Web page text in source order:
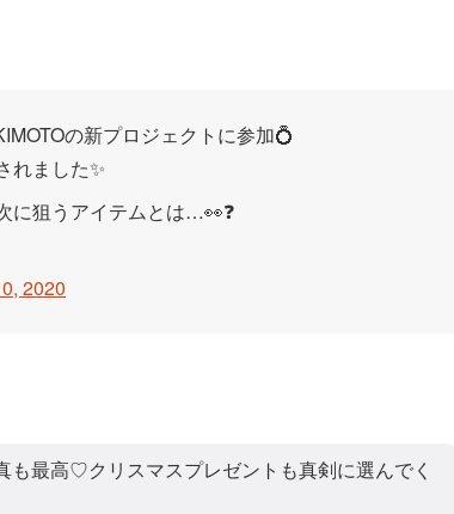
の新プロジェクトに参加💍
れました✨
に狙うアイテムとは…👀❓
2020
最高♡クリスマスプレゼントも真剣に選んでく